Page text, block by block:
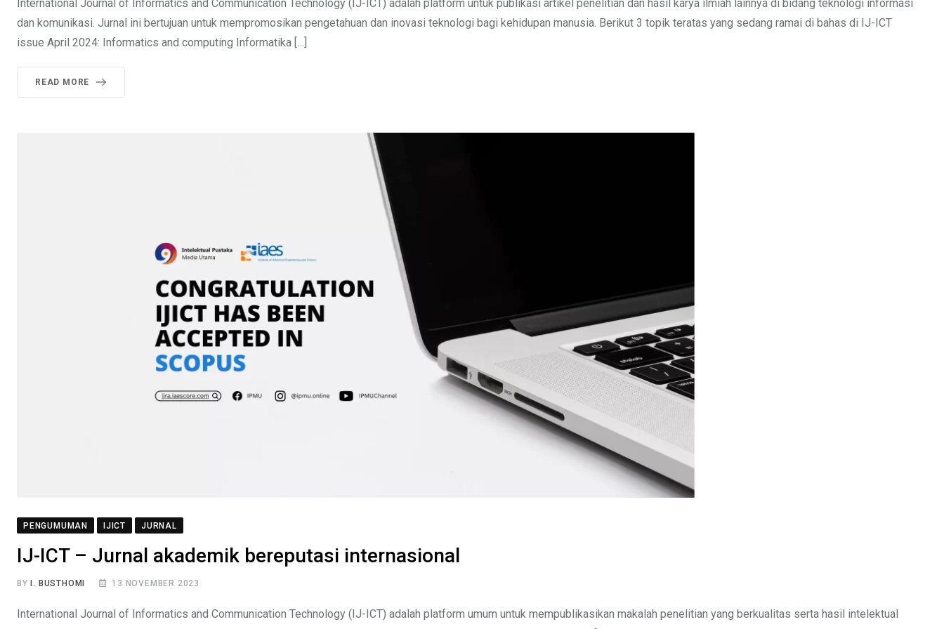
International Journal of Informatics and Communication Technology (IJ-ICT) adalah platform untuk publikasi artikel penelitian dan hasil karya ilmiah lainnya di bidang teknologi informasi
dan komunikasi. Jurnal ini bertujuan untuk mempromosikan pengetahuan dan inovasi teknologi bagi kehidupan manusia. Berikut 3 topik teratas yang sedang ramai di bahas di IJ-ICT
issue April 2024: Informatics and computing Informatika […]
READ MORE
PENGUMUMAN IJICT JURNAL
IJ-ICT – Jurnal akademik bereputasi internasional
BY I. BUSTHOMI 13 NOVEMBER 2023
International Journal of Informatics and Communication Technology (IJ-ICT) adalah platform umum untuk mempublikasikan makalah penelitian yang berkualitas serta hasil intelektual